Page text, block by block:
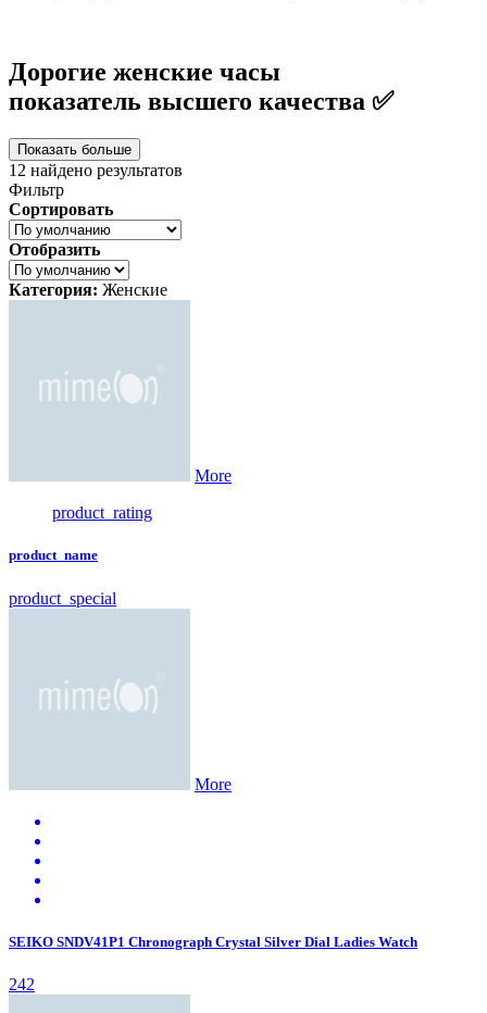
Дорогие женские часы
показатель высшего качества ✅
Показать больше
12 найдено результатов
Фильтр
Сортировать
Отобразить
Категория: Женские
More
product_rating
product_name
product_special
More
SEIKO SNDV41P1 Chronograph Crystal Silver Dial Ladies Watch
242